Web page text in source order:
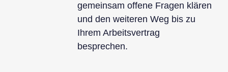
gemeinsam offene Fragen klären
und den weiteren Weg bis zu
Ihrem Arbeitsvertrag
besprechen.